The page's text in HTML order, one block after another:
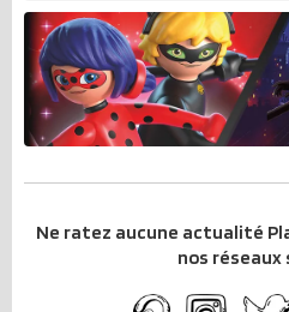
Ne ratez aucune actualité
nos réseaux